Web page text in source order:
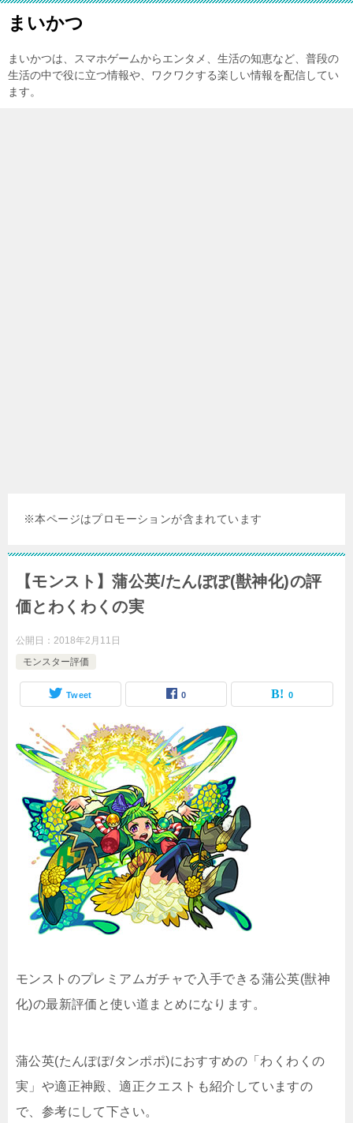
まいかつ
まいかつは、スマホゲームからエンタメ、生活の知恵など、普段の
生活の中で役に立つ情報や、ワクワクする楽しい情報を配信してい
ます。
※本ページはプロモーションが含まれています
【モンスト】蒲公英/たんぽぽ(獣神化)の評
価とわくわくの実
公開日： 2018年2月11日
モンスター評価
Tweet 0 0
モンストのプレミアムガチャで入手できる蒲公英(獣神
化)の最新評価と使い道まとめになります。
蒲公英(たんぽぽ/タンポポ)におすすめの「わくわくの
実」や適正神殿、適正クエストも紹介していますの
で、参考にして下さい。